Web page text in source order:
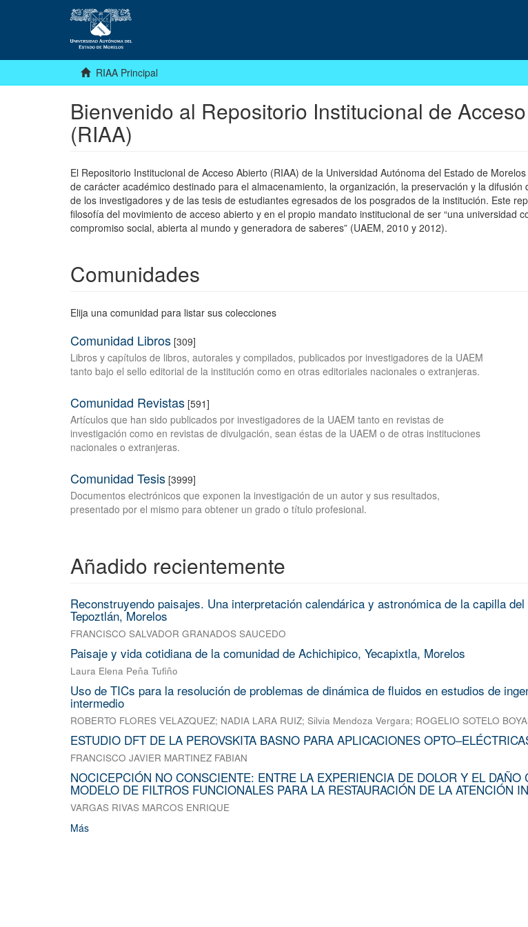
RIAA Principal
Bienvenido al Repositorio Institucional de
(RIAA)
El Repositorio Institucional de Acceso Abierto (RIAA) de la Universidad Autónoma del Estado de
de carácter académico destinado para el almacenamiento, la organización, la preservación y la difusión
de los investigadores y de las tesis de estudiantes egresados de los posgrados de la institución. Este
filosofía del movimiento de acceso abierto y en el propio mandato institucional de ser “una universidad
compromiso social, abierta al mundo y generadora de saberes” (UAEM, 2010 y 2012).
Comunidades
Elija una comunidad para listar sus colecciones
Comunidad Libros [309]
Libros y capítulos de libros, autorales y compilados, publicados por investigadores de la UAEM
tanto bajo el sello editorial de la institución como en otras editoriales nacionales o extranjeras.
Comunidad Revistas [591]
Artículos que han sido publicados por investigadores de la UAEM tanto en revistas de
investigación como en revistas de divulgación, sean éstas de la UAEM o de otras instituciones
nacionales o extranjeras.
Comunidad Tesis [3999]
Documentos electrónicos que exponen la investigación de un autor y sus resultados,
presentado por el mismo para obtener un grado o título profesional.
Añadido recientemente
Reconstruyendo paisajes. Una interpretación calendárica y astronómica de la capilla
Tepoztlán, Morelos
FRANCISCO SALVADOR GRANADOS SAUCEDO
Paisaje y vida cotidiana de la comunidad de Achichipico, Yecapixtla, Morelos
Laura Elena Peña Tufiño
Uso de TICs para la resolución de problemas de dinámica de fluidos en estudios de
intermedio
ROBERTO FLORES VELAZQUEZ; NADIA LARA RUIZ; Silvia Mendoza Vergara; ROGELIO SOTELO
ESTUDIO DFT DE LA PEROVSKITA BASNO PARA APLICACIONES
FRANCISCO JAVIER MARTINEZ FABIAN
NOCICEPCIÓN NO CONSCIENTE: ENTRE LA EXPERIENCIA DE DOLOR Y EL DAÑO
MODELO DE FILTROS FUNCIONALES PARA LA RESTAURACIÓN DE LA ATENCIÓN
VARGAS RIVAS MARCOS ENRIQUE
Más